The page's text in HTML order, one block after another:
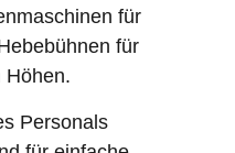
für
für
Höhen.
Personals